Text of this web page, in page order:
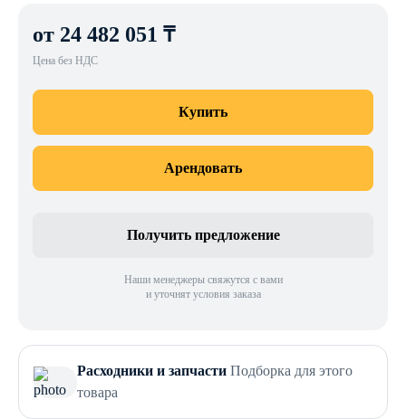
от 24 482 051 ₸
Цена без НДС
Купить
Арендовать
Получить предложение
Наши менеджеры свяжутся с вами
и уточнят условия заказа
Расходники и запчасти Подборка для этого
товара